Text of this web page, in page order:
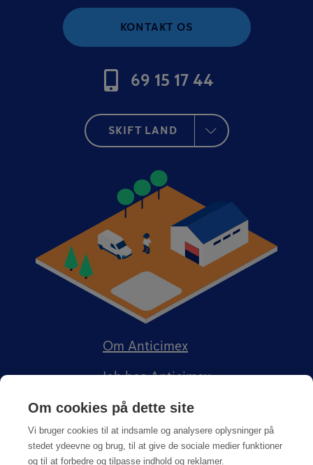
KONTAKT OS
69 15 17 44
SKIFT LAND
Om Anticimex
Job hos Anticimex
Om cookies på dette site
Vi bruger cookies til at indsamle og analysere oplysninger på
stedet ydeevne og brug, til at give de sociale medier funktioner
og til at forbedre og tilpasse indhold og reklamer.